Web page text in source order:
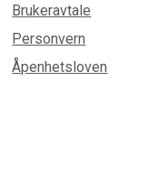
Brukeravtale
Personvern
Åpenhetsloven